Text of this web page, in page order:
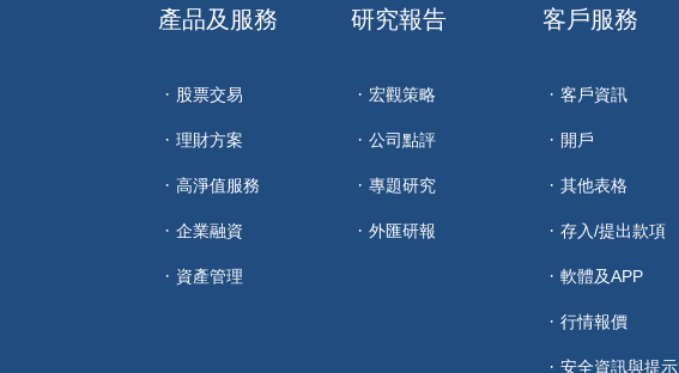
產品及服務
股票交易
理財方案
高淨值服務
企業融資
資產管理
研究報告
宏觀策略
公司點評
專題研究
外匯研報
客戶服務
客戶資訊
開戶
其他表格
存入/提出款項
軟體及APP
行情報價
安全資訊與提示